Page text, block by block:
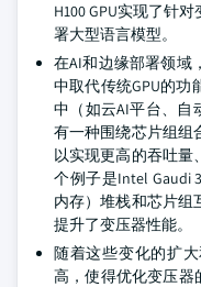
H100 GPU实现了针
署大型语言模型。
在AI和边缘部署领域
中取代传统GPU的
中（如云AI平台、自
有一种围绕芯片组组
以实现更高的吞吐量
个例子是Intel Gaudi
内存）堆栈和芯片组
提升了变压器性能。
随着这些变化的扩
高，使得优化变压器